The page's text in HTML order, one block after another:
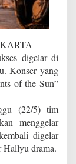
–
digelar di
Konser yang
of the Sun”
(22/5) tim
menggelar
digelar
Hallyu drama.